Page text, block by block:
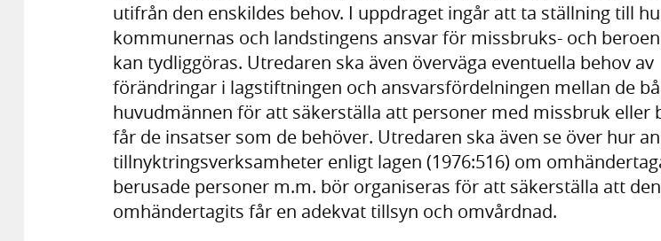
utifrån den enskildes behov. I uppdraget ingår att ta ställning till
kommunernas och landstingens ansvar för missbruks- och
kan tydliggöras. Utredaren ska även överväga eventuella behov av
förändringar i lagstiftningen och ansvarsfördelningen mellan de
huvudmännen för att säkerställa att personer med missbruk eller
får de insatser som de behöver. Utredaren ska även se över hur
tillnyktringsverksamheter enligt lagen (1976:516) om
berusade personer m.m. bör organiseras för att säkerställa att
omhändertagits får en adekvat tillsyn och omvårdnad.